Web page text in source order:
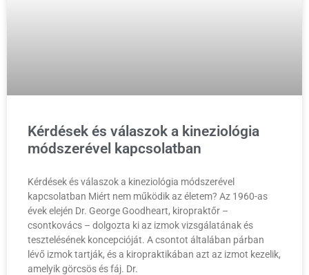
Kérdések és válaszok a kineziológia
módszerével kapcsolatban
Kérdések és válaszok a kineziológia módszerével
kapcsolatban Miért nem működik az életem? Az 1960-as
évek elején Dr. George Goodheart, kiropraktőr –
csontkovács – dolgozta ki az izmok vizsgálatának és
tesztelésének koncepcióját. A csontot általában párban
lévő izmok tartják, és a kiropraktikában azt az izmot kezelik,
amelyik görcsös és fáj. Dr.